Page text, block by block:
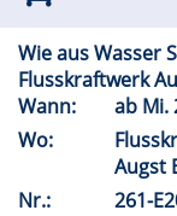
Wie aus Wasser
Flusskraftwerk
Wann:
ab Mi.
Wo:
Augst
Nr.:
261-